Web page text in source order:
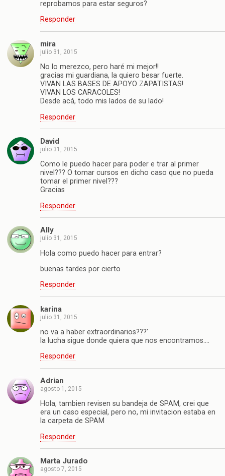
reprobamos para estar seguros?
Responder
mira
julio 31, 2015
No lo merezco, pero haré mi mejor!!
gracias mi guardiana, la quiero besar fuerte.
VIVAN LAS BASES DE APOYO ZAPATISTAS!
VIVAN LOS CARACOLES!
Desde acá, todo mis lados de su lado!
Responder
David
julio 31, 2015
Como le puedo hacer para poder e trar al primer
nivel??? O tomar cursos en dicho caso que no pueda
tomar el primer nivel???
Gracias
Responder
Ally
julio 31, 2015
Hola como puedo hacer para entrar?
buenas tardes por cierto
Responder
karina
julio 31, 2015
no va a haber extraordinarios???’
la lucha sigue donde quiera que nos encontramos….
Responder
Adrian
agosto 1, 2015
Hola, tambien revisen su bandeja de SPAM, crei que
era un caso especial, pero no, mi invitacion estaba en
la carpeta de SPAM
Responder
Marta Jurado
agosto 7, 2015